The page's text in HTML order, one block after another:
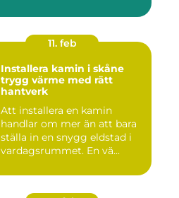
11. feb
Installera kamin i skåne
trygg värme med rätt
hantverk
Att installera en kamin
handlar om mer än att bara
ställa in en snygg eldstad i
vardagsrummet. En vä...